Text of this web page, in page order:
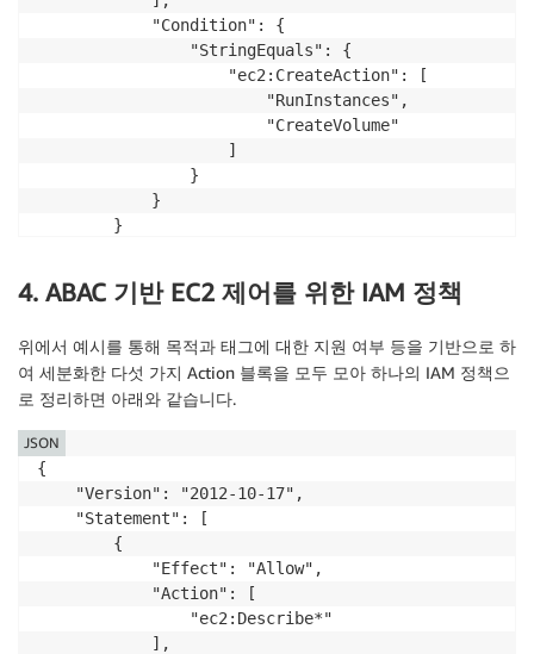
            "Condition": {
                "StringEquals": {
                    "ec2:CreateAction": [
                        "RunInstances",
                        "CreateVolume"
                    ]
                }
            }
        }
4. ABAC 기반 EC2 제어를 위한 IAM 정책
위에서 예시를 통해 목적과 태그에 대한 지원 여부 등을 기반으로 하
여 세분화한 다섯 가지 Action 블록을 모두 모아 하나의 IAM 정책으
로 정리하면 아래와 같습니다.
{
    "Version": "2012-10-17",
    "Statement": [
        {
            "Effect": "Allow",
            "Action": [
                "ec2:Describe*"
            ],
JSON